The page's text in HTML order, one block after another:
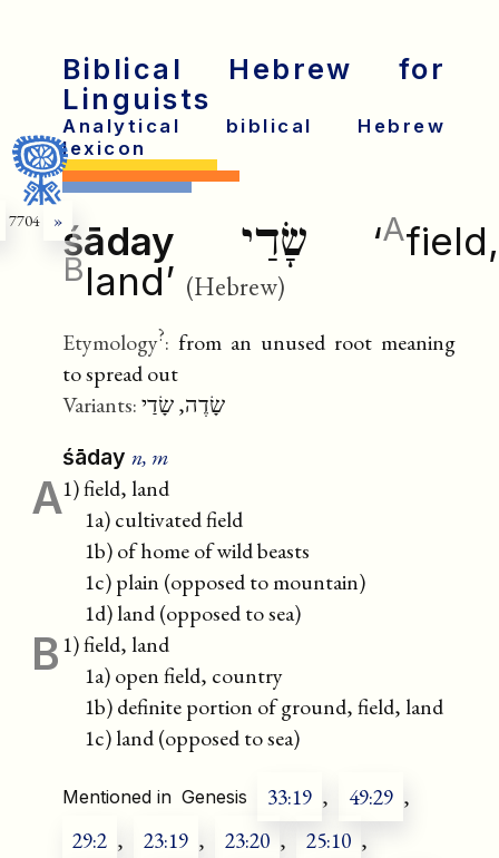
Biblical Hebrew for
Linguists
Analytical biblical Hebrew
lexicon
7704 »śāday שָׂדַי ‘Afield,
Bland’ (Hebrew)
Etymology?: from an unused root meaning
to spread out
Variants:שָׂדֶה, שָׂדַי
śāday n, m
A1) field, land
1a) cultivated field
1b) of home of wild beasts
1c) plain (opposed to mountain)
1d) land (opposed to sea)
B1) field, land
1a) open field, country
1b) definite portion of ground, field, land
1c) land (opposed to sea)
Mentioned in Genesis 33:19 , 49:29 ,
29:2 , 23:19 , 23:20 , 25:10 ,